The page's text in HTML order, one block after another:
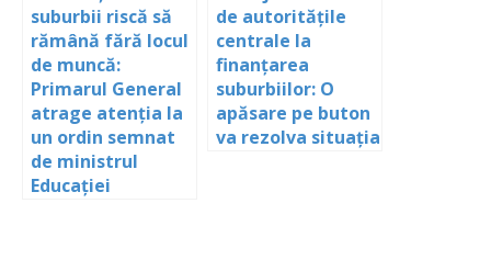
suburbii riscă să
rămână fără locul
de muncă:
Primarul General
atrage atenția la
un ordin semnat
de ministrul
Educației
de autoritățile
centrale la
finanțarea
suburbiilor: O
apăsare pe buton
va rezolva situația